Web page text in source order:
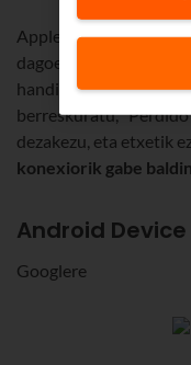
ApplerenBuscar mi
dagoen esaten dizu,
handienean
berreskuratu,
dezakezu, eta etxetik
konexiorik gabe
Android
Googlere